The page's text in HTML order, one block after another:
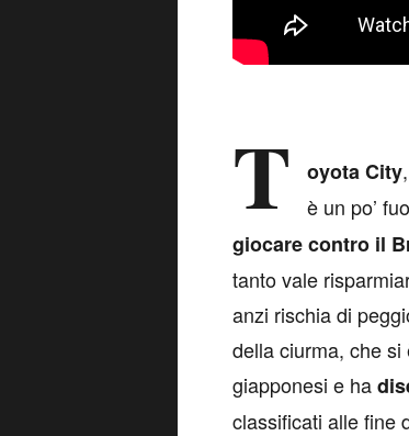
T oyota City
è un po’
giocare contro il
tanto vale
anzi rischia di
della ciurma, che si
giapponesi e ha
classificati alle fine